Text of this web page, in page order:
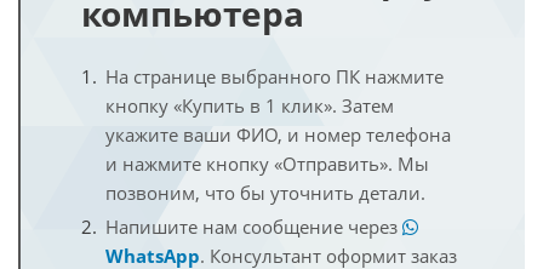
компьютера
На странице выбранного ПК нажмите
кнопку «Купить в 1 клик». Затем
укажите ваши ФИО, и номер телефона
и нажмите кнопку «Отправить». Мы
позвоним, что бы уточнить детали.
Напишите нам сообщение через
WhatsApp. Консультант оформит заказ